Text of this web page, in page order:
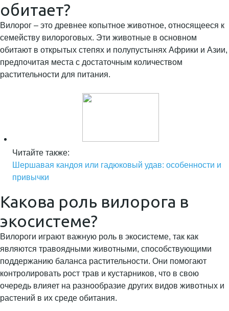
обитает?
Вилорог – это древнее копытное животное, относящееся к
семейству вилороговых. Эти животные в основном
обитают в открытых степях и полупустынях Африки и Азии,
предпочитая места с достаточным количеством
растительности для питания.
Читайте также:
Шершавая кандоя или гадюковый удав: особенности и
привычки
Какова роль вилорога в
экосистеме?
Вилороги играют важную роль в экосистеме, так как
являются травоядными животными, способствующими
поддержанию баланса растительности. Они помогают
контролировать рост трав и кустарников, что в свою
очередь влияет на разнообразие других видов животных и
растений в их среде обитания.